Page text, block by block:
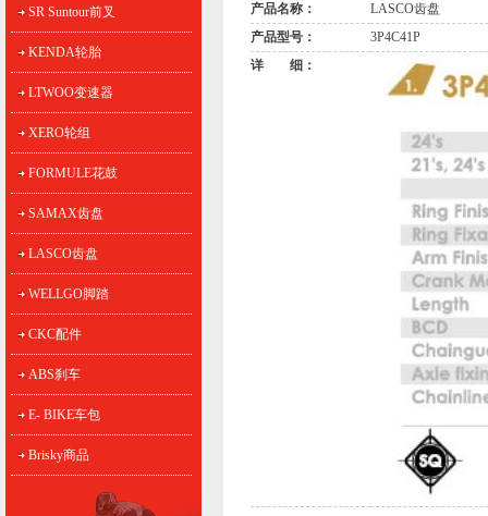
SR Suntour前叉
KENDA轮胎
LTWOO变速器
XERO轮组
FORMULE花鼓
SAMAX齿盘
LASCO齿盘
WELLGO脚踏
CKC配件
ABS刹车
E- BIKE车包
Brisky商品
产品名称：
LASCO齿盘
产品型号：
3P4C41P
详 细：